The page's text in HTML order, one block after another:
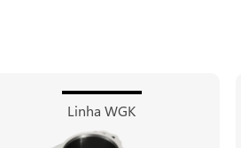
Linha WGK